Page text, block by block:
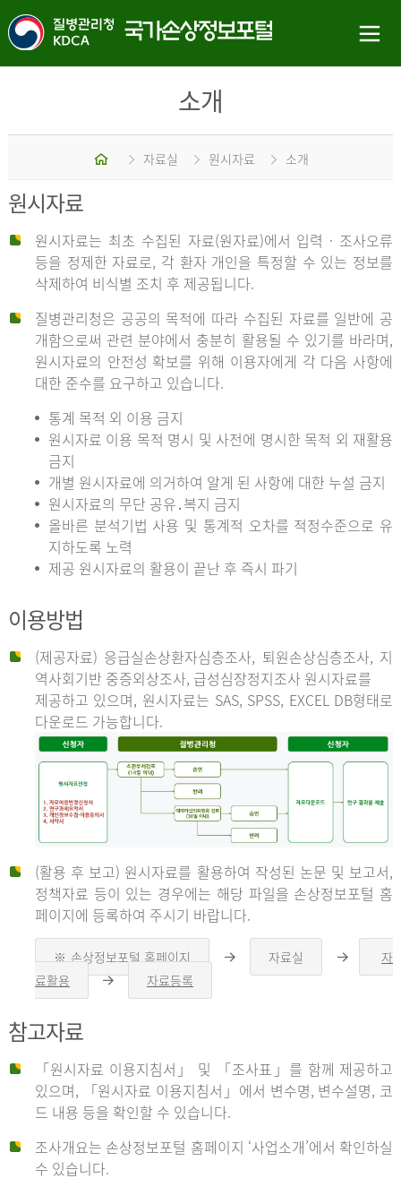
소개
홈 자료실 원시자료 소개
원시자료
원시자료는 최초 수집된 자료(원자료)에서 입력 · 조사오류
등을 정제한 자료로, 각 환자 개인을 특정할 수 있는 정보를
삭제하여 비식별 조치 후 제공됩니다.
질병관리청은 공공의 목적에 따라 수집된 자료를 일반에 공
개함으로써 관련 분야에서 충분히 활용될 수 있기를 바라며,
원시자료의 안전성 확보를 위해 이용자에게 각 다음 사항에
대한 준수를 요구하고 있습니다.
통계 목적 외 이용 금지
원시자료 이용 목적 명시 및 사전에 명시한 목적 외 재활용
금지
개별 원시자료에 의거하여 알게 된 사항에 대한 누설 금지
원시자료의 무단 공유․복지 금지
올바른 분석기법 사용 및 통계적 오차를 적정수준으로 유
지하도록 노력
제공 원시자료의 활용이 끝난 후 즉시 파기
이용방법
(제공자료) 응급실손상환자심층조사, 퇴원손상심층조사, 지
역사회기반 중증외상조사, 급성심장정지조사 원시자료를
제공하고 있으며, 원시자료는 SAS, SPSS, EXCEL DB형태로
다운로드 가능합니다.
신
청
자
신
청
자
는
1.
자
(활용 후 보고) 원시자료를 활용하여 작성된 논문 및 보고서,
정책자료 등이 있는 경우에는 해당 파일을 손상정보포털 홈
페이지에 등록하여 주시기 바랍니다.
※ 손상정보포털 홈페이지
른
자료실
른
자
료활용
른
자료등록
참고자료
「원시자료 이용지침서」 및 「조사표」를 함께 제공하고
있으며, 「원시자료 이용지침서」에서 변수명, 변수설명, 코
드 내용 등을 확인할 수 있습니다.
조사개요는 손상정보포털 홈페이지 ‘사업소개’에서 확인하실
수 있습니다.